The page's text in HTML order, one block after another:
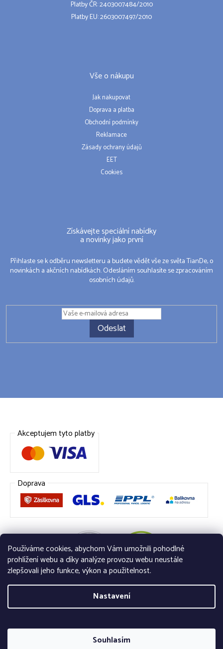
Používáme cookies, abychom Vám umožnili pohodlné
prohlížení webu a díky analýze provozu webu neustále
zlepšovali jeho funkce, výkon a použitelnost.
Nastavení
Souhlasím
Platby ČR: 2403007484/2010
Platby EU: 2603007497/2010
Vše o nákupu
Jak nakupovat
Doprava a platba
Obchodní podmínky
Reklamace
Zásady ochrany údajů
EET
Cookies
Získávejte speciální nabídky
a novinky jako první
Přihlaste se k odběru newsletteru a budete vědět vše ze světa TianDe, o
novinkách a akčních nabídkách. Odesláním souhlasíte se zpracováním
osobních údajů.
Odeslat
Akceptujem tyto platby
Doprava
Vytvořil Shoptet